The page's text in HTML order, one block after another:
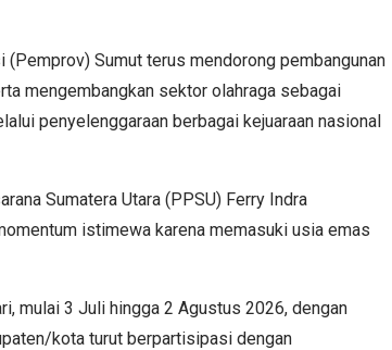
Sumut terus mendorong pembangunan
mengembangkan sektor olahraga sebagai
penyelenggaraan berbagai kejuaraan nasional
Sumatera Utara (PPSU) Ferry Indra
istimewa karena memasuki usia emas
mulai 3 Juli hingga 2 Agustus 2026, dengan
kota turut berpartisipasi dengan